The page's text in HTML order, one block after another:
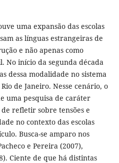
uma expansão das escolas
as línguas estrangeiras de
e não apenas como
No início da segunda década
dessa modalidade no sistema
de Janeiro. Nesse cenário, o
uma pesquisa de caráter
refletir sobre tensões e
no contexto das escolas
Busca-se amparo nos
e Pereira (2007),
Ciente de que há distintas